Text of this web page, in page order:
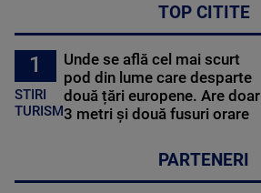
TOP CITITE
1
STIRI
TURISM
Unde se află cel mai scurt
pod din lume care desparte
două țări europene. Are doar
3 metri și două fusuri orare
PARTENERI